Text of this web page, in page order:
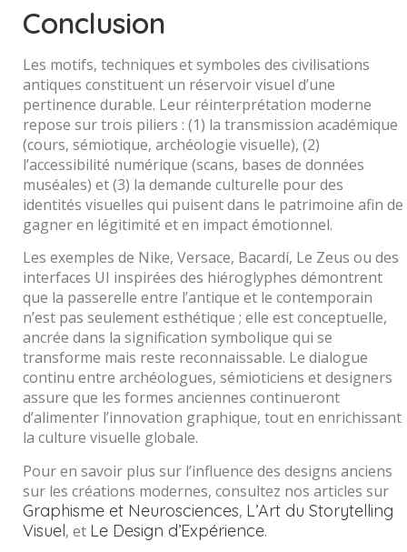
Conclusion
Les motifs, techniques et symboles des civilisations
antiques constituent un réservoir visuel d’une
pertinence durable. Leur réinterprétation moderne
repose sur trois piliers : (1) la transmission académique
(cours, sémiotique, archéologie visuelle), (2)
l’accessibilité numérique (scans, bases de données
muséales) et (3) la demande culturelle pour des
identités visuelles qui puisent dans le patrimoine afin de
gagner en légitimité et en impact émotionnel.
Les exemples de Nike, Versace, Bacardí, Le Zeus ou des
interfaces UI inspirées des hiéroglyphes démontrent
que la passerelle entre l’antique et le contemporain
n’est pas seulement esthétique ; elle est conceptuelle,
ancrée dans la signification symbolique qui se
transforme mais reste reconnaissable. Le dialogue
continu entre archéologues, sémioticiens et designers
assure que les formes anciennes continueront
d’alimenter l’innovation graphique, tout en enrichissant
la culture visuelle globale.
Pour en savoir plus sur l’influence des designs anciens
sur les créations modernes, consultez nos articles sur
Graphisme et Neurosciences, L’Art du Storytelling
Visuel, et Le Design d’Expérience.